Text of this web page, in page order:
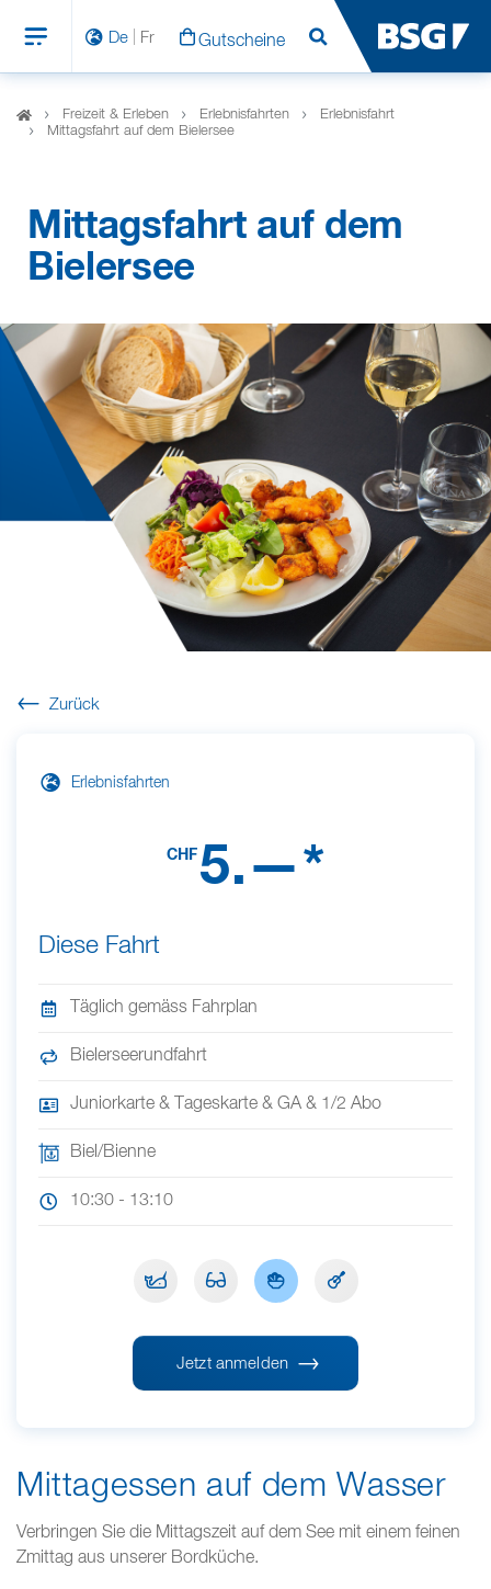
De Fr Gutscheine Suchen
Freizeit & Erleben Erlebnisfahrten
Erlebnisfahrt
Mittagsfahrt auf dem Bielersee
Mittagsfahrt auf dem
Bielersee
Zurück
Erlebnisfahrten
CHF 5.—*
Diese Fahrt
Täglich gemäss Fahrplan
Bielerseerundfahrt
Juniorkarte & Tageskarte & GA & 1/2 Abo
Biel/Bienne
10:30 - 13:10
Jetzt anmelden
Mittagessen auf dem Wasser
Verbringen Sie die Mittagszeit auf dem See mit einem feinen
Zmittag aus unserer Bordküche.